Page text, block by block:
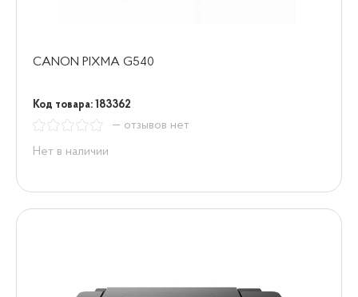
CANON PIXMA G540
Код товара: 183362
— отзывов нет
Нет в наличии